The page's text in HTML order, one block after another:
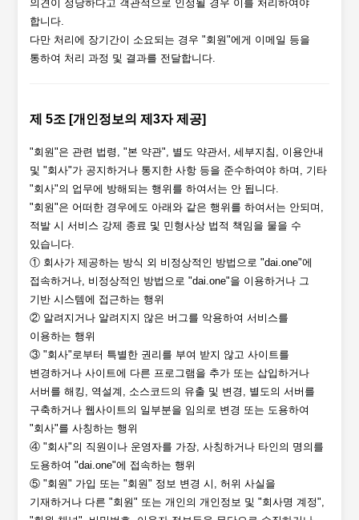
의견이 정당하다고 객관적으로 인정될 경우 이를 처리하여야
합니다.
다만 처리에 장기간이 소요되는 경우 "회원"에게 이메일 등을
통하여 처리 과정 및 결과를 전달합니다.
제 5조 [개인정보의 제3자 제공]
"회원"은 관련 법령, "본 약관", 별도 약관서, 세부지침, 이용안내
및 "회사"가 공지하거나 통지한 사항 등을 준수하여야 하며, 기타
"회사"의 업무에 방해되는 행위를 하여서는 안 됩니다.
"회원"은 어떠한 경우에도 아래와 같은 행위를 하여서는 안되며,
적발 시 서비스 강제 종료 및 민형사상 법적 책임을 물을 수
있습니다.
① 회사가 제공하는 방식 외 비정상적인 방법으로 "dai.one"에
접속하거나, 비정상적인 방법으로 "dai.one"을 이용하거나 그
기반 시스템에 접근하는 행위
② 알려지거나 알려지지 않은 버그를 악용하여 서비스를
이용하는 행위
③ "회사"로부터 특별한 권리를 부여 받지 않고 사이트를
변경하거나 사이트에 다른 프로그램을 추가 또는 삽입하거나
서버를 해킹, 역설계, 소스코드의 유출 및 변경, 별도의 서버를
구축하거나 웹사이트의 일부분을 임의로 변경 또는 도용하여
"회사"를 사칭하는 행위
④ "회사"의 직원이나 운영자를 가장, 사칭하거나 타인의 명의를
도용하여 "dai.one"에 접속하는 행위
⑤ "회원" 가입 또는 "회원" 정보 변경 시, 허위 사실을
기재하거나 다른 "회원" 또는 개인의 개인정보 및 "회사명 계정",